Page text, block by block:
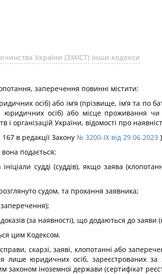
України (ЗМІСТ) Інши кодекси
заперечення повинні містити:
осіб) або ім’я (прізвище, ім’я та по
юридичних осіб) або місце проживання
організацій України, відомості про
в редакції Закону № 3200-IX від 29.06.2023 }
подається;
судді (суддів), якщо заява
судом, та прохання заявника;
(за наявності), що додаються до
цим Кодексом.
скарзі, заяві, клопотанні або
лише юридичних осіб, зареєстрованих
законом іноземної держави (сертифікат